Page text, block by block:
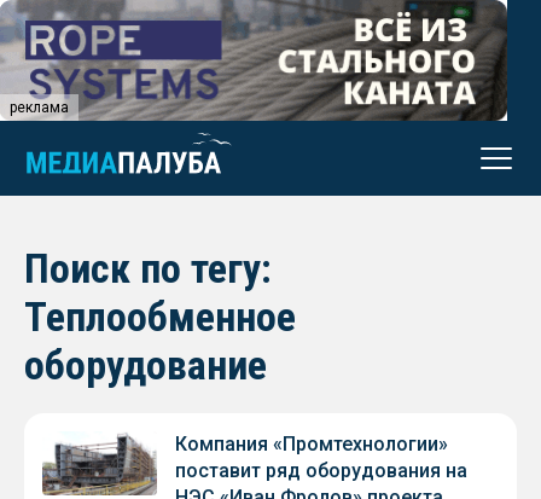
реклама
Поиск по тегу:
Теплообменное
оборудование
Компания «Промтехнологии»
поставит ряд оборудования на